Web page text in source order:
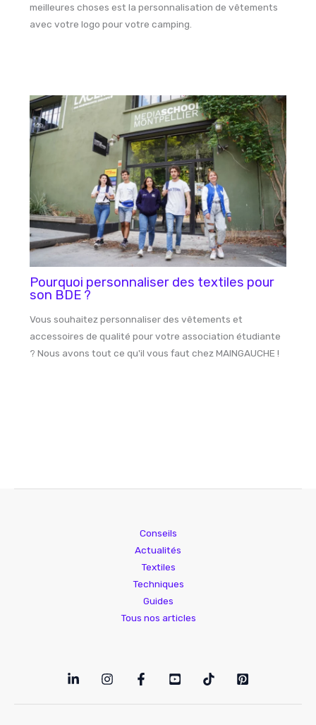
meilleures choses est la personnalisation de vêtements
avec votre logo pour votre camping.
Pourquoi personnaliser des textiles pour
son BDE ?
Vous souhaitez personnaliser des vêtements et
accessoires de qualité pour votre association étudiante
? Nous avons tout ce qu'il vous faut chez MAINGAUCHE !
Conseils
Actualités
Textiles
Techniques
Guides
Tous nos articles